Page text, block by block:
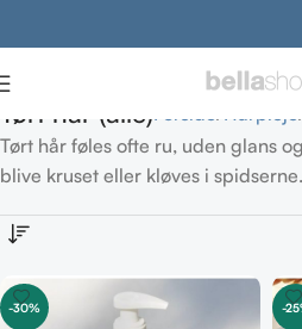
Tørt hår (alle)
Tørt hår føles ofte ru, uden glans
blive kruset eller kløves i spidserne.
-30% -